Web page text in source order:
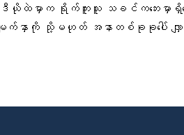
ယိုထဲမှာက ရိုက်ကူးသူ သခင်ကဘေးမှာရှိ
ျက်နှာကို သို့မဟုတ် အနာတစ်ခုခုပေါ် လျှ